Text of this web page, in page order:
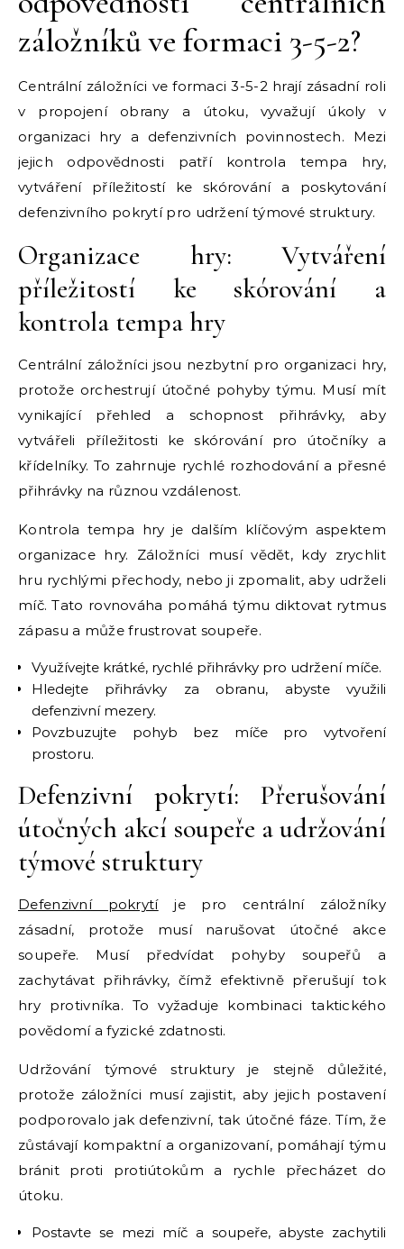
záložníků ve formaci 3-5-2?
Centrální záložníci ve formaci 3-5-2 hrají zásadní roli
v propojení obrany a útoku, vyvažují úkoly v
organizaci hry a defenzivních povinnostech. Mezi
jejich odpovědnosti patří kontrola tempa hry,
vytváření příležitostí ke skórování a poskytování
defenzivního pokrytí pro udržení týmové struktury.
Organizace hry: Vytváření
příležitostí ke skórování a
kontrola tempa hry
Centrální záložníci jsou nezbytní pro organizaci hry,
protože orchestrují útočné pohyby týmu. Musí mít
vynikající přehled a schopnost přihrávky, aby
vytvářeli příležitosti ke skórování pro útočníky a
křídelníky. To zahrnuje rychlé rozhodování a přesné
přihrávky na různou vzdálenost.
Kontrola tempa hry je dalším klíčovým aspektem
organizace hry. Záložníci musí vědět, kdy zrychlit
hru rychlými přechody, nebo ji zpomalit, aby udrželi
míč. Tato rovnováha pomáhá týmu diktovat rytmus
zápasu a může frustrovat soupeře.
Využívejte krátké, rychlé přihrávky pro udržení míče.
Hledejte přihrávky za obranu, abyste využili
defenzivní mezery.
Povzbuzujte pohyb bez míče pro vytvoření
prostoru.
Defenzivní pokrytí: Přerušování
útočných akcí soupeře a udržování
týmové struktury
Defenzivní pokrytíje pro centrální záložníky
zásadní, protože musí narušovat útočné akce
soupeře. Musí předvídat pohyby soupeřů a
zachytávat přihrávky, čímž efektivně přerušují tok
hry protivníka. To vyžaduje kombinaci taktického
povědomí a fyzické zdatnosti.
Udržování týmové struktury je stejně důležité,
protože záložníci musí zajistit, aby jejich postavení
podporovalo jak defenzivní, tak útočné fáze. Tím, že
zůstávají kompaktní a organizovaní, pomáhají týmu
bránit proti protiútokům a rychle přecházet do
útoku.
Postavte se mezi míč a soupeře, abyste zachytili